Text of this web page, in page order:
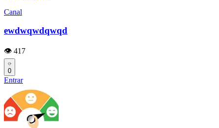
Canal
ewdwqwdqwqd
👁️ 417
0
Entrar